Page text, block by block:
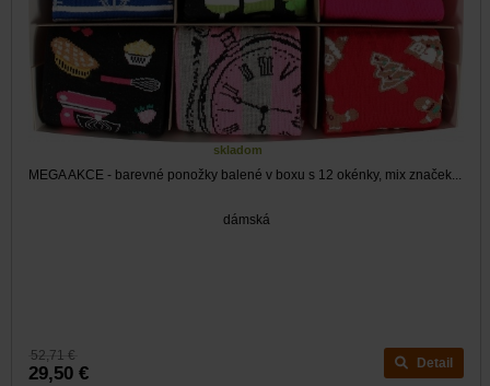
skladom
MEGA AKCE - barevné ponožky balené v boxu s 12 okénky, mix značek...
dámská
52,71 €
29,50 € Detail